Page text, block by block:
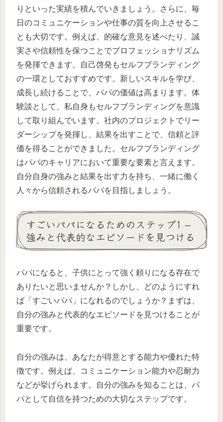
りといった実績を積んでいきましょう。さらに、毎
日のコミュニケーションや仕事の質を向上させるこ
とも大切です。例えば、的確な意見を述べたり、誠
実さや信頼性を保つことでプロフェッショナリズム
を発揮できます。自己啓発もセルフブランディング
の一環としておすすめです。新しいスキルを学び、
成長し続けることで、パパの価値は高まります。体
験談として、私自身もセルフブランディングを意識
して取り組んでいます。社内のプロジェクトでリー
ダーシップを発揮し、結果を出すことで、信頼と評
価を得ることができました。セルフブランディング
はパパのキャリアにおいて重要な要素と言えます。
自分自身の強みと結果を出す力を持ち、一緒に働く
人々から信頼されるパパを目指しましょう。
すごいパパになるためのステップ1 –
強みと代表的なエピソードを見つける
パパになると、子供にとって強く頼りになる存在で
ありたいと思いませんか？しかし、どのようにすれ
ば「すごいパパ」になれるのでしょうか？まずは、
自分の強みと代表的なエピソードを見つけることが
重要です。
自分の強みは、あなたが得意とする能力や優れた特
徴です。例えば、コミュニケーション能力や忍耐力
などが挙げられます。自分の強みを知ることは、パ
パとして自信を持つための大切なステップです。